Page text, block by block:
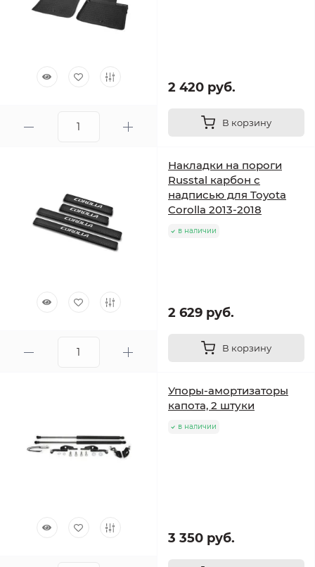
2 420 руб.
В корзину
Накладки на пороги
Russtal карбон с
надписью для Toyota
Corolla 2013-2018
в наличии
2 629 руб.
В корзину
Упоры-амортизаторы
капота, 2 штуки
в наличии
3 350 руб.